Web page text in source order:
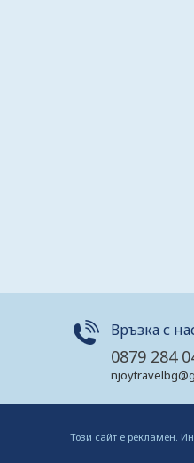
Връзка с
0879 284
Този сайт е рекламен.